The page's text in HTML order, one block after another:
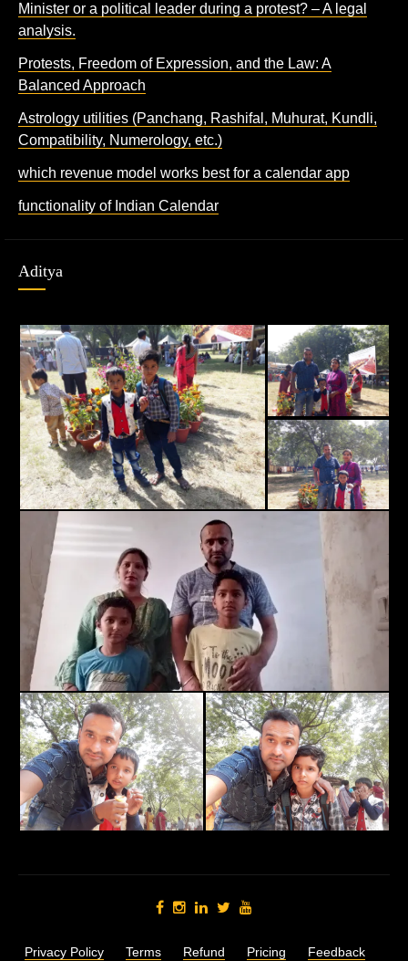
Minister or a political leader during a protest? – A legal
analysis.
Protests, Freedom of Expression, and the Law: A
Balanced Approach
Astrology utilities (Panchang, Rashifal, Muhurat, Kundli,
Compatibility, Numerology, etc.)
which revenue model works best for a calendar app
functionality of Indian Calendar
Aditya
Privacy Policy Terms Refund Pricing Feedback